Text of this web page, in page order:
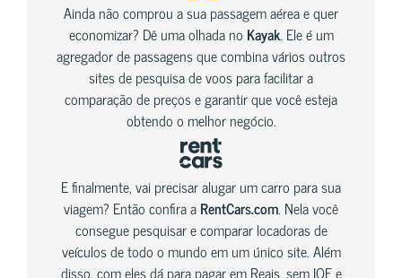
Ainda não comprou a sua passagem aérea e quer
economizar? Dê uma olhada no Kayak. Ele é um
agregador de passagens que combina vários outros
sites de pesquisa de voos para facilitar a
comparação de preços e garantir que você esteja
obtendo o melhor negócio.
E finalmente, vai precisar alugar um carro para sua
viagem? Então confira aRentCars.com. Nela você
consegue pesquisar e comparar locadoras de
veículos de todo o mundo em um único site. Além
disso, com eles dá para pagar em Reais, sem IOF e